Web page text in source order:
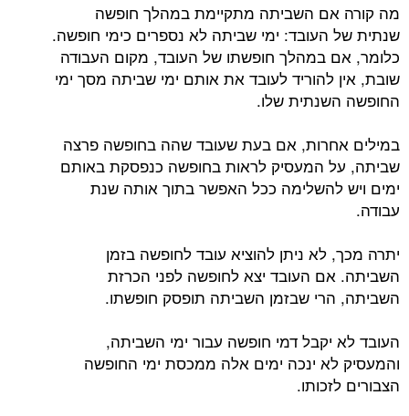
מה קורה אם השביתה מתקיימת במהלך חופשה
שנתית של העובד: ימי שביתה לא נספרים כימי חופשה.
כלומר, אם במהלך חופשתו של העובד, מקום העבודה
שובת, אין להוריד לעובד את אותם ימי שביתה מסך ימי
החופשה השנתית שלו.
במילים אחרות, אם בעת שעובד שהה בחופשה פרצה
שביתה, על המעסיק לראות בחופשה כנפסקת באותם
ימים ויש להשלימה ככל האפשר בתוך אותה שנת
עבודה.
יתרה מכך, לא ניתן להוציא עובד לחופשה בזמן
השביתה. אם העובד יצא לחופשה לפני הכרזת
השביתה, הרי שבזמן השביתה תופסק חופשתו.
העובד לא יקבל דמי חופשה עבור ימי השביתה,
והמעסיק לא ינכה ימים אלה ממכסת ימי החופשה
הצבורים לזכותו.